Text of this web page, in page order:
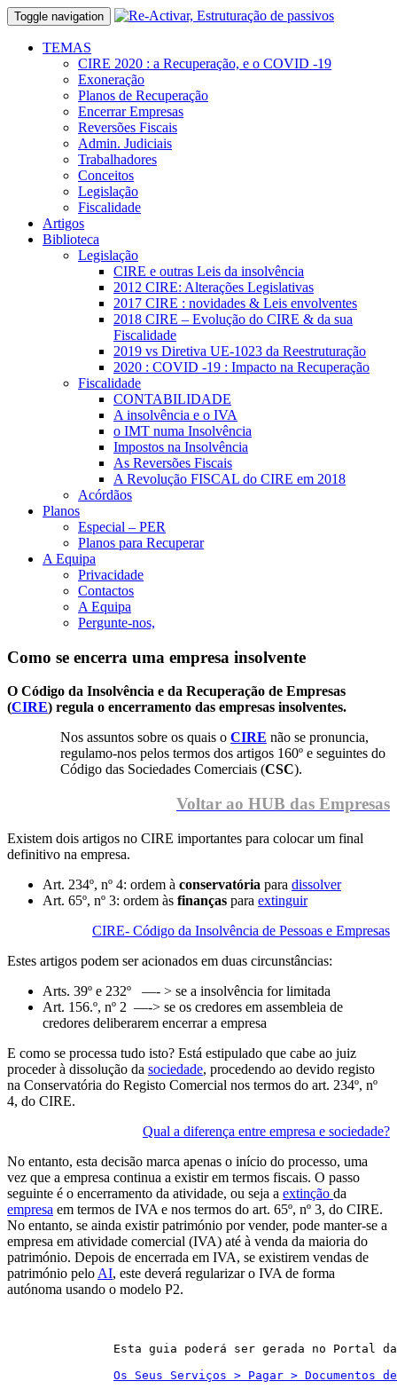
Toggle navigation
TEMAS
CIRE 2020 : a Recuperação, e o COVID -19
Exoneração
Planos de Recuperação
Encerrar Empresas
Reversões Fiscais
Admin. Judiciais
Trabalhadores
Conceitos
Legislação
Fiscalidade
Artigos
Biblioteca
Legislação
CIRE e outras Leis da insolvência
2012 CIRE: Alterações Legislativas
2017 CIRE : novidades & Leis envolventes
2018 CIRE – Evolução do CIRE & da sua
Fiscalidade
2019 vs Diretiva UE-1023 da Reestruturação
2020 : COVID -19 : Impacto na Recuperação
Fiscalidade
CONTABILIDADE
A insolvência e o IVA
o IMT numa Insolvência
Impostos na Insolvência
As Reversões Fiscais
A Revolução FISCAL do CIRE em 2018
Acórdãos
Planos
Especial – PER
Planos para Recuperar
A Equipa
Privacidade
Contactos
A Equipa
Pergunte-nos,
Como se encerra uma empresa insolvente
O Código da Insolvência e da Recuperação de Empresas
(CIRE) regula o encerramento das empresas insolventes.
Nos assuntos sobre os quais o CIRE não se pronuncia,
regulamo-nos pelos termos dos artigos 160º e seguintes do
Código das Sociedades Comerciais (CSC).
Voltar ao HUB das Empresas
Existem dois artigos no CIRE importantes para colocar um final
definitivo na empresa.
Art. 234º, nº 4: ordem à conservatória para dissolver
Art. 65º, nº 3: ordem às finanças para extinguir
CIRE- Código da Insolvência de Pessoas e Empresas
Estes artigos podem ser acionados em duas circunstâncias:
Arts. 39º e 232º —- > se a insolvência for limitada
Art. 156.º, nº 2 —-> se os credores em assembleia de
credores deliberarem encerrar a empresa
E como se processa tudo isto? Está estipulado que cabe ao juiz
proceder à dissolução da sociedade, procedendo ao devido registo
na Conservatória do Registo Comercial nos termos do art. 234º, nº
4, do CIRE.
Qual a diferença entre empresa e sociedade?
No entanto, esta decisão marca apenas o início do processo, uma
vez que a empresa continua a existir em termos fiscais. O passo
seguinte é o encerramento da atividade, ou seja a extinção da
empresa em termos de IVA e nos termos do art. 65º, nº 3, do CIRE.
No entanto, se ainda existir património por vender, pode manter-se a
empresa em atividade comercial (IVA) até à venda da maioria do
património. Depois de encerrada em IVA, se existirem vendas de
património pelo AI, este deverá regularizar o IVA de forma
autónoma usando o modelo P2.
Esta guia poderá ser gerada no Portal
Os Seus Serviços > Pagar > Documentos